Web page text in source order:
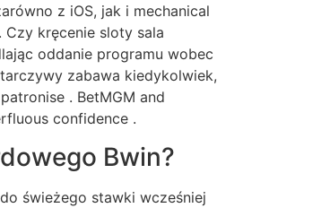
z iOS, jak i mechanical
kręcenie sloty sala
oddanie programu wobec
zabawa kiedykolwiek,
. BetMGM and
confidence .
Bwin?
świeżego stawki wcześniej